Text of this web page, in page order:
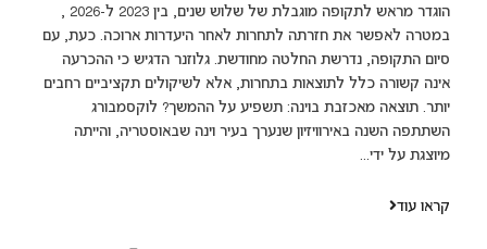
הוגדר מראש לתקופה מוגבלת של שלוש שנים, בין 2023 ל-2026 ,
במטרה לאפשר את חזרתה לתחרות לאחר היעדרות ארוכה. כעת, עם
סיום התקופה, נדרשת החלטה מחודשת. גלוזנר הדגיש כי ההכרעה
אינה קשורה כלל לתוצאות בתחרות, אלא לשיקולים תקציביים רחבים
יותר. תוצאה מאכזבת בוינה: תשפיע על ההמשך? לוקסמבורג
השתתפה השנה באירוויזיון שנערך בעיר וינה שבאוסטריה, והייתה
מיוצגת על ידי...
קראו עוד